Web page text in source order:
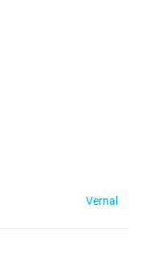
Vernal